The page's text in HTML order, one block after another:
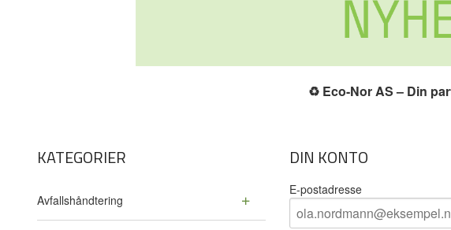
♻️ Eco-Nor AS – Din
KATEGORIER
Avfallshåndtering
DIN KONTO
E-postadresse